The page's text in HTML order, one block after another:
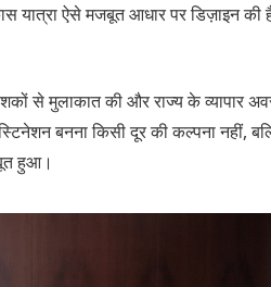
यात्रा ऐसे मजबूत आधार पर डिज़ाइन
से मुलाकात की और राज्य के व्यापार
बनना किसी दूर की कल्पना नहीं,
हुआ।